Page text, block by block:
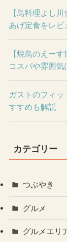
【鳥料理よし
あげ定食をレビ
【焼鳥のえー
コスパや雰囲気
ガストのフィ
すすめも解説
カテゴリー
つぶやき
グルメ
グルメエリ